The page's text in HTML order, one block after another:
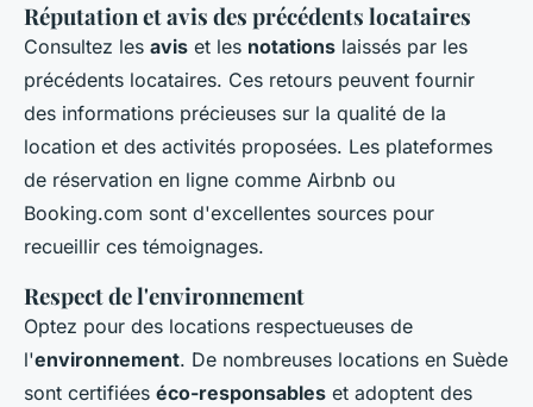
Réputation et avis des précédents locataires
Consultez les avis et les notations laissés par les
précédents locataires. Ces retours peuvent fournir
des informations précieuses sur la qualité de la
location et des activités proposées. Les plateformes
de réservation en ligne comme Airbnb ou
Booking.com sont d'excellentes sources pour
recueillir ces témoignages.
Respect de l'environnement
Optez pour des locations respectueuses de
l'environnement. De nombreuses locations en Suède
sont certifiées éco-responsables et adoptent des